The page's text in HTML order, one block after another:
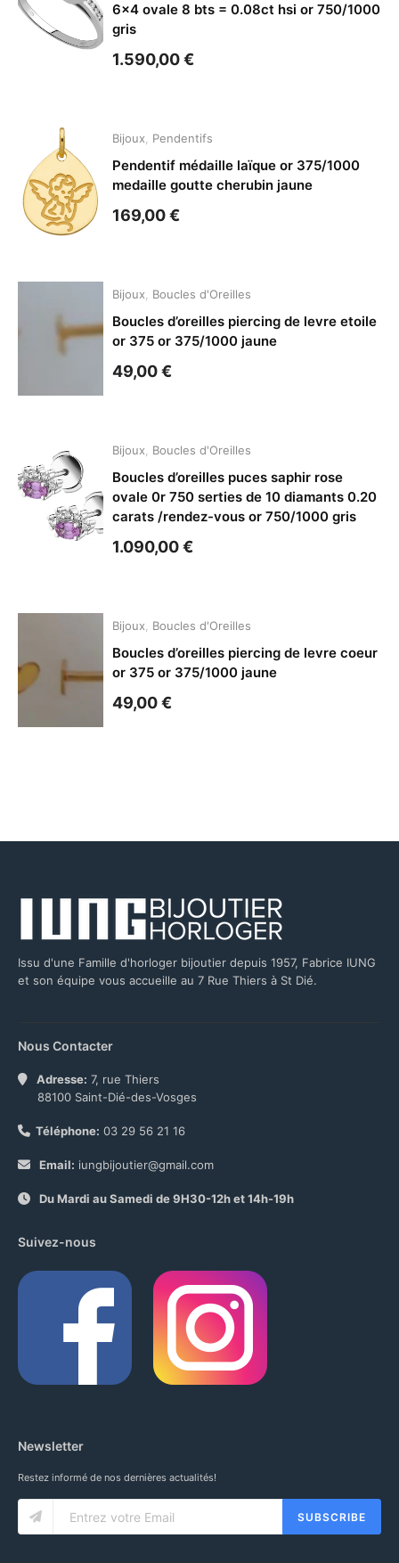
6×4 ovale 8 bts = 0.08ct hsi or 750/1000
gris
1.590,00€
Bijoux Pendentifs
Pendentif médaille laïque or 375/1000
medaille goutte cherubin jaune
169,00€
Bijoux Boucles d'Oreilles
Boucles d’oreilles piercing de levre etoile
or 375 or 375/1000 jaune
49,00€
Bijoux Boucles d'Oreilles
Boucles d’oreilles puces saphir rose
ovale 0r 750 serties de 10 diamants 0.20
carats /rendez-vous or 750/1000 gris
1.090,00€
Bijoux Boucles d'Oreilles
Boucles d’oreilles piercing de levre coeur
or 375 or 375/1000 jaune
49,00€
Issu d'une Famille d'horloger bijoutier depuis 1957, Fabrice IUNG
et son équipe vous accueille au 7 Rue Thiers à St Dié.
Nous Contacter
Adresse: 7, rue Thiers
88100 Saint-Dié-des-Vosges
Téléphone: 03 29 56 21 16
Email: iungbijoutier@gmail.com
Du Mardi au Samedi de 9H30-12h et 14h-19h
Suivez-nous
Newsletter
Restez informé de nos dernières actualités!
SUBSCRIBE